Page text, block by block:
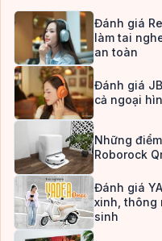
Đánh giá
làm tai
an toàn
Đánh giá
cả ngoại
Những
Roborock
Đánh giá
xinh, thông
sinh